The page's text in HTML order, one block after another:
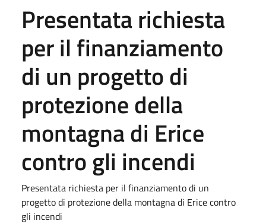
Presentata richiesta
per il finanziamento
di un progetto di
protezione della
montagna di Erice
contro gli incendi
Presentata richiesta per il finanziamento di un
progetto di protezione della montagna di Erice contro
gli incendi